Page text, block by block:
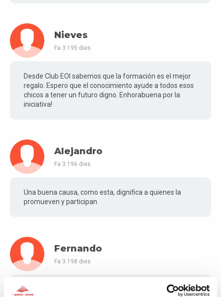
Nieves
Fa 3.195 dies
Desde Club EOI sabemos que la formación es el mejor
regalo. Espero que el conocimiento ayude a todos esos
chicos a tener un futuro digno. Enhorabuena por la
iniciativa!
Alejandro
Fa 3.196 dies
Una buena causa, como esta, dignifica a quienes la
promueven y participan
Fernando
Fa 3.198 dies
Mucho ánimo con esta iniciativa